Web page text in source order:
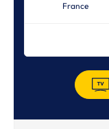
France